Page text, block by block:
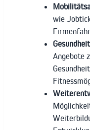
wie
Angebote